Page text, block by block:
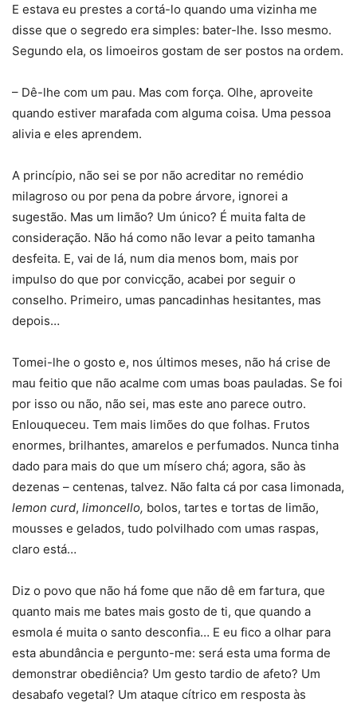
E estava eu prestes a cortá-lo quando uma vizinha me
disse que o segredo era simples: bater-lhe. Isso mesmo.
Segundo ela, os limoeiros gostam de ser postos na ordem.
– Dê-lhe com um pau. Mas com força. Olhe, aproveite
quando estiver marafada com alguma coisa. Uma pessoa
alivia e eles aprendem.
A princípio, não sei se por não acreditar no remédio
milagroso ou por pena da pobre árvore, ignorei a
sugestão. Mas um limão? Um único? É muita falta de
consideração. Não há como não levar a peito tamanha
desfeita. E, vai de lá, num dia menos bom, mais por
impulso do que por convicção, acabei por seguir o
conselho. Primeiro, umas pancadinhas hesitantes, mas
depois…
Tomei-lhe o gosto e, nos últimos meses, não há crise de
mau feitio que não acalme com umas boas pauladas. Se foi
por isso ou não, não sei, mas este ano parece outro.
Enlouqueceu. Tem mais limões do que folhas. Frutos
enormes, brilhantes, amarelos e perfumados. Nunca tinha
dado para mais do que um mísero chá; agora, são às
dezenas – centenas, talvez. Não falta cá por casa limonada,
lemon curd, limoncello, bolos, tartes e tortas de limão,
mousses e gelados, tudo polvilhado com umas raspas,
claro está…
Diz o povo que não há fome que não dê em fartura, que
quanto mais me bates mais gosto de ti, que quando a
esmola é muita o santo desconfia… E eu fico a olhar para
esta abundância e pergunto-me: será esta uma forma de
demonstrar obediência? Um gesto tardio de afeto? Um
desabafo vegetal? Um ataque cítrico em resposta às